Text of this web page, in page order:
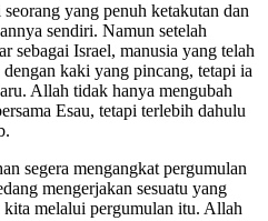
yang penuh ketakutan dan
sendiri. Namun setelah
sebagai Israel, manusia yang telah
kaki yang pincang, tetapi ia
Allah tidak hanya mengubah
Esau, tetapi terlebih dahulu
segera mengangkat pergumulan
mengerjakan sesuatu yang
melalui pergumulan itu. Allah